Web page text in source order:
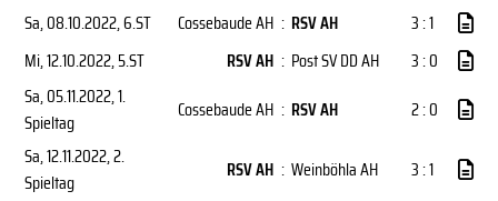
Sa, 08.10.2022, 6.ST Cossebaude AH : RSV AH
3 : 1
Mi, 12.10.2022, 5.ST RSV AH : Post SV DD AH
3 : 0
Sa, 05.11.2022, 1.
Spieltag
Cossebaude AH : RSV AH
2 : 0
Sa, 12.11.2022, 2.
Spieltag
RSV AH : Weinböhla AH
3 : 1